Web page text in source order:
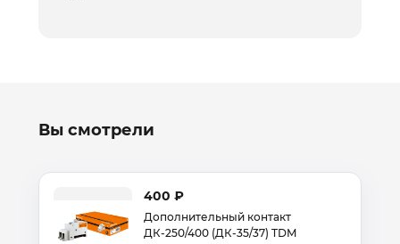
Вы смотрели
400 ₽
Дополнительный контакт
ДК-250/400 (ДК-35/37) TDM